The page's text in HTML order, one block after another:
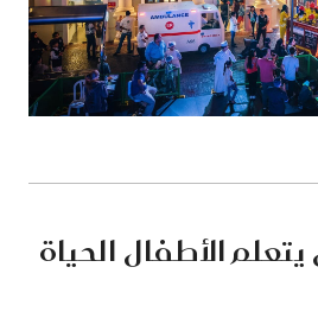
الأطفال الحياة